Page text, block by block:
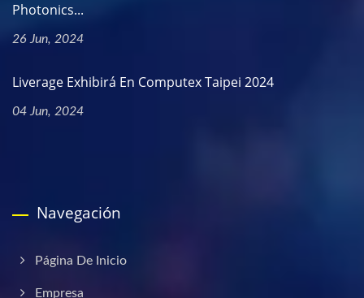
Photonics...
26 Jun, 2024
Liverage Exhibirá En Computex Taipei 2024
04 Jun, 2024
Navegación
Página De Inicio
Empresa